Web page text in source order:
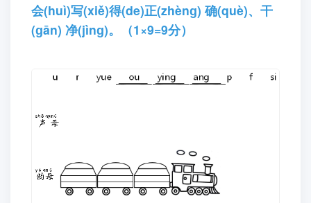
会(huì)写(xiě)得(de)正(zhènɡ) 确(què)、干
(ɡān) 净(jìnɡ)。（1×9=9分）